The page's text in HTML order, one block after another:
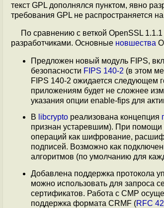
текст GPL дополнялся пунктом, явно
требования GPL не распространяется
По сравнению с веткой OpenSSL
разработчиками. Основные новшества
Предложен новый модуль FIPS,
безопасности FIPS 140-2 (в этом
FIPS 140-2 ожидается следующем
приложениям будет не сложнее
указания опции enable-fips для
В libcrypto реализована концепция
признан устаревшим). При помощи
операций как шифрование,
подписей. Возможно как
алгоритмов (по умолчанию для
Добавлена поддержка протокола
можно использовать для запроса
сертификатов. Работа с CMP
поддержка формата CRMF (RFC